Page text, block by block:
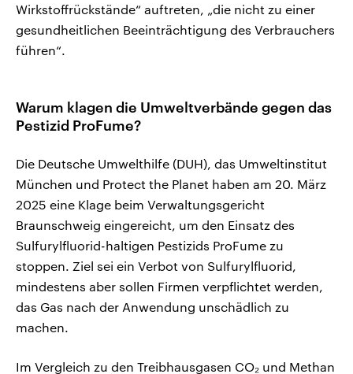
Wirkstoffrückstände“ auftreten, „die nicht zu einer
gesundheitlichen Beeinträchtigung des Verbrauchers
führen“.
Warum klagen die Umweltverbände gegen das
Pestizid ProFume?
Die Deutsche Umwelthilfe (DUH), das Umweltinstitut
München und Protect the Planet haben am 20. März
2025 eine Klage beim Verwaltungsgericht
Braunschweig eingereicht, um den Einsatz des
Sulfurylfluorid-haltigen Pestizids ProFume zu
stoppen. Ziel sei ein Verbot von Sulfurylfluorid,
mindestens aber sollen Firmen verpflichtet werden,
das Gas nach der Anwendung unschädlich zu
machen.
Im Vergleich zu den Treibhausgasen CO₂ und Methan